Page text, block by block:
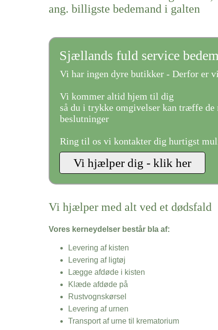
ang. billigste bedemand i galten
Sjællands fuld service
Vi har ingen dyre butikker - Derfor er
Vi kommer altid hjem til dig
så du i trykke omgivelser kan træffe de
beslutninger
Ring til os vi kontakter dig hurtigst
Vi hjælper med alt ved et dødsfald
Vores kerneydelser består bla af:
Levering af kisten
Levering af ligtøj
Lægge afdøde i kisten
Klæde afdøde på
Rustvognskørsel
Levering af urnen
Transport af urne til krematorium